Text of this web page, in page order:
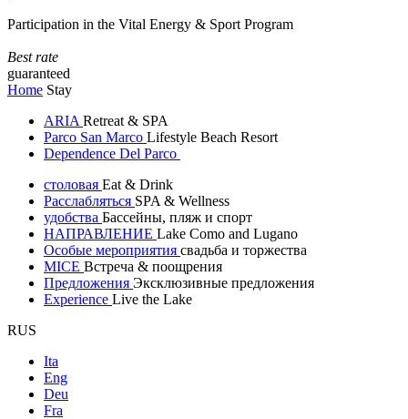
Participation in the Vital Energy & Sport Program
Best rate
guaranteed
Home Stay
ARIA Retreat & SPA
Parco San Marco Lifestyle Beach Resort
Dependence Del Parco
столовая Eat & Drink
Расслабляться SPA & Wellness
удобства Бассейны, пляж и спорт
НАПРАВЛЕНИЕ Lake Como and Lugano
Особые мероприятия свадьба и торжества
MICE Встреча & поощрения
Предложения Эксклюзивные предложения
Experience Live the Lake
RUS
Ita
Eng
Deu
Fra